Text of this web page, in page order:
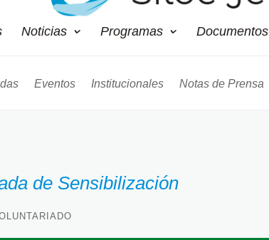
Noticias Programas Documentos
Eventos Institucionales Notas de Prensa
de Sensibilización